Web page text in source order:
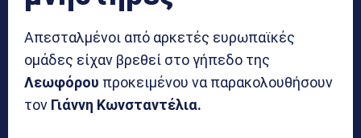
Απεσταλμένοι από αρκετές ευρωπαϊκές
ομάδες είχαν βρεθεί στο γήπεδο της
Λεωφόρου προκειμένου να παρακολουθήσουν
τον Γιάννη Κωνσταντέλια.